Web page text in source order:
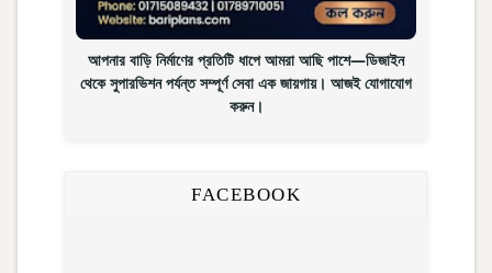
আপনার বাড়ি নির্মাণের প্রতিটি ধাপে আমরা আছি পাশে—ডিজাইন
থেকে সুপারভিশন পর্যন্ত সম্পূর্ণ সেবা এক জায়গায়। আজই যোগাযোগ
করুন।
FACEBOOK